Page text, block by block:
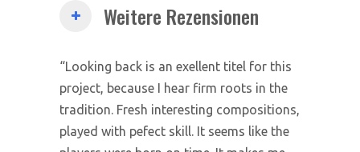
Weitere Rezensionen
“Looking back is an exellent titel for this
project, because I hear firm roots in the
tradition. Fresh interesting compositions,
played with pefect skill. It seems like the